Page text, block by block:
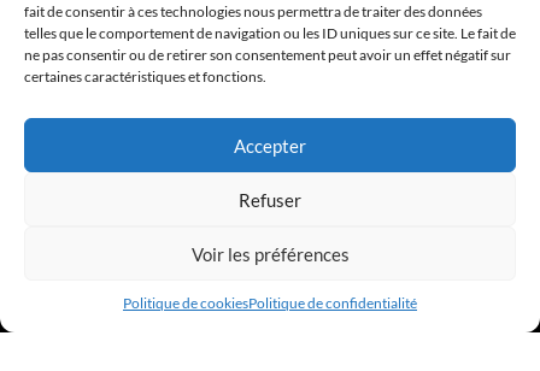
fait de consentir à ces technologies nous permettra de traiter des données
telles que le comportement de navigation ou les ID uniques sur ce site. Le fait de
ne pas consentir ou de retirer son consentement peut avoir un effet négatif sur
certaines caractéristiques et fonctions.
Accepter
Refuser
Voir les préférences
Politique de cookiesPolitique de confidentialité
APÉRO DE RENTRÉ 2026 - 10 SEPTEMBRE 2026